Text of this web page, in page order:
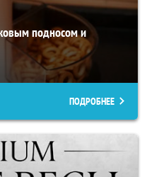
подносом и
ПОДРОБНЕЕ